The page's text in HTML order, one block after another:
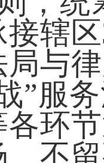
辖
与
”服
各环
不